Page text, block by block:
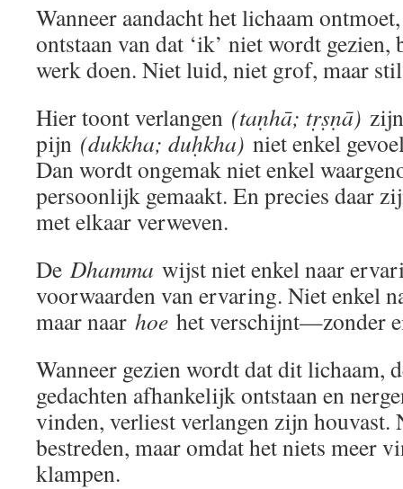
Wanneer aandacht het lichaam
ontstaan van dat ‘ik’ niet wordt
werk doen. Niet luid, niet grof, maar
Hier toont verlangen (taṇhā; tṛṣṇā)
pijn (dukkha; duḥkha) niet enkel
Dan wordt ongemak niet enkel
persoonlijk gemaakt. En precies daar
met elkaar verweven.
De Dhamma wijst niet enkel naar
voorwaarden van ervaring. Niet enkel
maar naar hoe het verschijnt—zonder
Wanneer gezien wordt dat dit lichaam,
gedachten afhankelijk ontstaan en
vinden, verliest verlangen zijn houvast.
bestreden, maar omdat het niets meer
klampen.